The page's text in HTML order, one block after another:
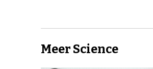
Meer Science